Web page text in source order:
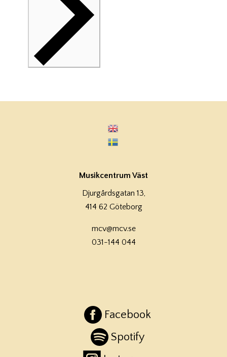
Musikcentrum Väst
Djurgårdsgatan 13,
414 62 Göteborg
mcv@mcv.se
031-144 044
Facebook
Spotify